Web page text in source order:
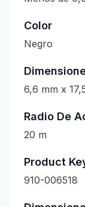
Color
Negro
6,6 mm x
Radio De
20 m
Product
910-006518